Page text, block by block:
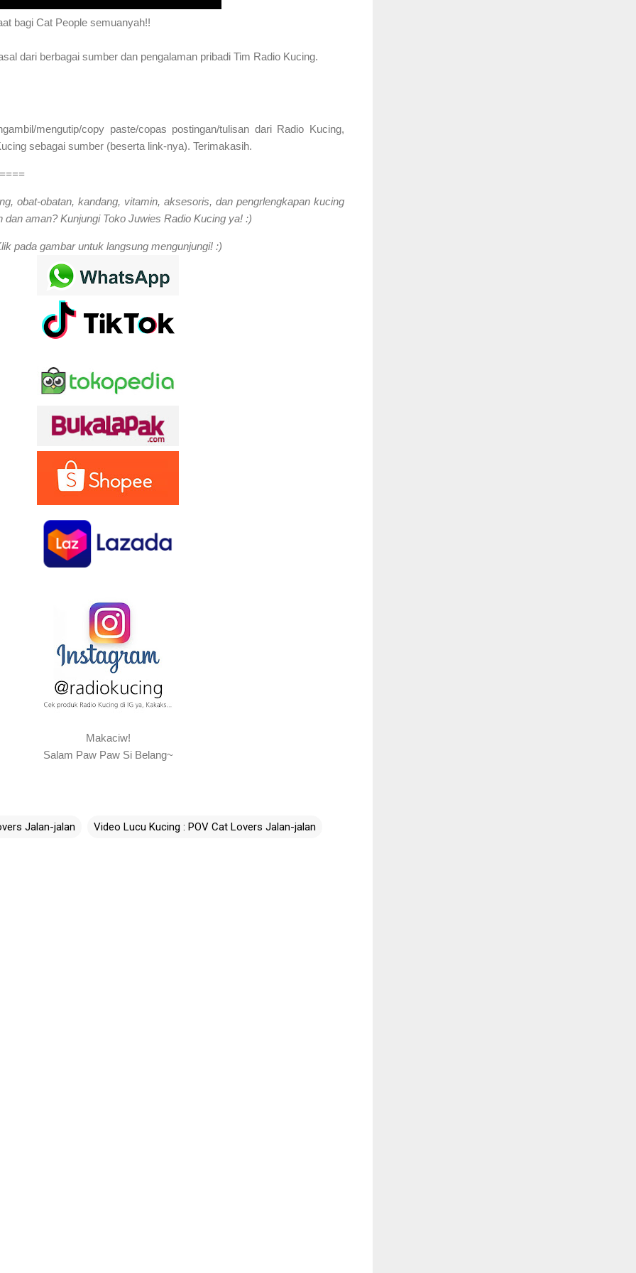
bagi Cat People semuanyah!!
dari berbagai sumber dan pengalaman pribadi Tim Radio Kucing.
mengutip/copy paste/copas postingan/tulisan dari Radio Kucing,
sebagai sumber (beserta link-nya). Terimakasih.
obat-obatan, kandang, vitamin, aksesoris, dan pengrlengkapan kucing
dan aman? Kunjungi Toko Juwies Radio Kucing ya! :)
pada gambar untuk langsung mengunjungi! :)
Makaciw!
Salam Paw Paw Si Belang~
Jalan-jalan Video Lucu Kucing : POV Cat Lovers Jalan-jalan